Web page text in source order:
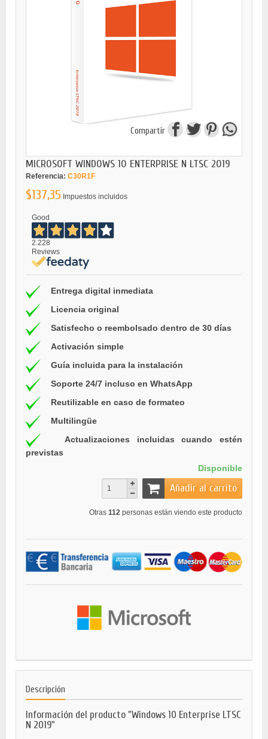
Compartir
MICROSOFT WINDOWS 10 ENTERPRISE N LTSC 2019
Referencia: C30R1F
$137,35 Impuestos incluidos
Good
2.228
Reviews
Entrega digital inmediata
Licencia original
Satisfecho o reembolsado dentro de 30 días
Activación simple
Guía incluida para la instalación
Soporte 24/7 incluso en WhatsApp
Reutilizable en caso de formateo
Multilingüe
Actualizaciones incluidas cuando estén
previstas
Disponible
Añadir al carrito
Otras 112 personas están viendo este producto
Descripción
Información del producto "Windows 10 Enterprise LTSC
N 2019"